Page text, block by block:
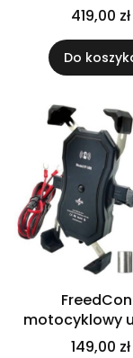
419,00 zł
Do
motocyklowy
na telefon
149,00 zł